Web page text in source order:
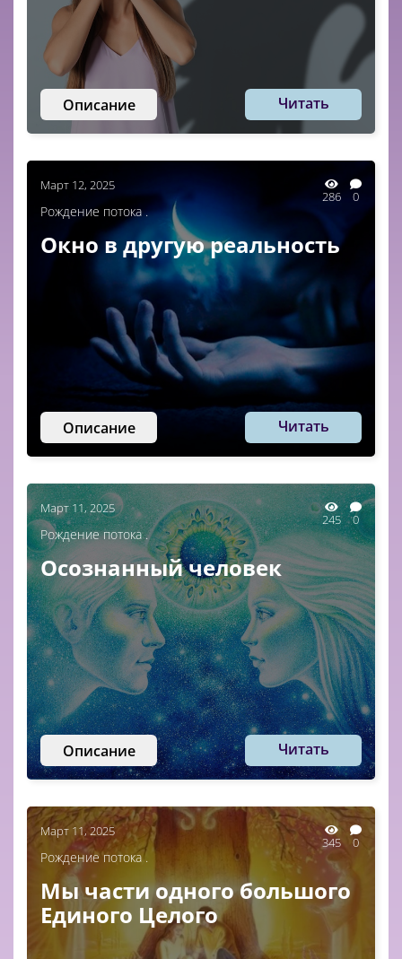
Описание Читать
Март 12, 2025
286 0
Рождение потока .
Окно в другую реальность
Описание Читать
Март 11, 2025
245 0
Рождение потока .
Осознанный человек
Описание Читать
Март 11, 2025
345 0
Рождение потока .
Мы части одного большого
Единого Целого